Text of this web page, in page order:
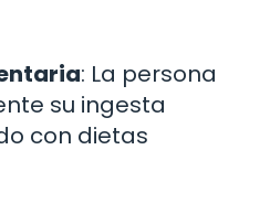
: La persona
su ingesta
con dietas